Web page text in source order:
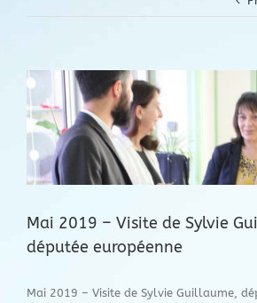
Voir
l'image
agrandie
Mai 2019 – Visite de Sylvie
députée européenne
Mai 2019 – Visite de Sylvie Guillaume,